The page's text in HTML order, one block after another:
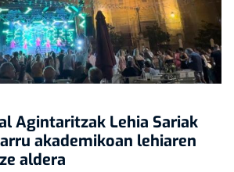
Agintaritzak Lehia Sariak
akademikoan lehiaren
aldera